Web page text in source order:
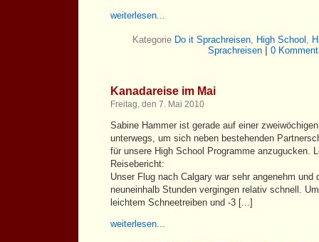
weiterlesen...
Kategorie Do it Sprachreisen, High School ,
Sprachreisen
0
Kanadareise im Mai
Freitag, den 7. Mai 2010
Sabine Hammer ist gerade auf einer
unterwegs, um sich neben bestehenden
für unsere High School Programme anzugucken.
Reisebericht:
Unser Flug nach Calgary war sehr angenehm und
neuneinhalb Stunden vergingen relativ schnell.
leichtem Schneetreiben und -3 [...]
weiterlesen...